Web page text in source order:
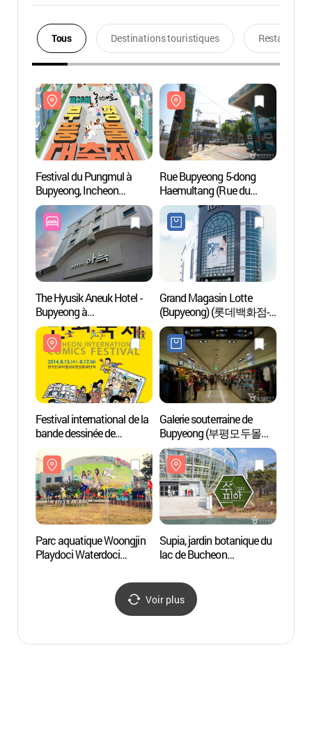
Tous Destinations touristiques Restaurants
Festival du Pungmul à
Bupyeong, Incheon
(부평풍물대축제)
Rue Bupyeong 5-dong
Haemultang (Rue du
ragoût de fruits de mer)
(부평5동 해물탕거리)
The Hyusik Aneuk Hotel -
Bupyeong à
Incheon(더휴식 아늑호텔
인천 부평점)
Grand Magasin Lotte
(Bupyeong) (롯데백화점-
부평점)
Festival international de la
bande dessinée de
Bucheon
(부천국제만화축제)
Galerie souterraine de
Bupyeong (부평모두몰
(부평지하도상가))
Parc aquatique Woongjin
Playdoci Waterdoci
Supia, jardin botanique du
lac de Bucheon
Voir plus